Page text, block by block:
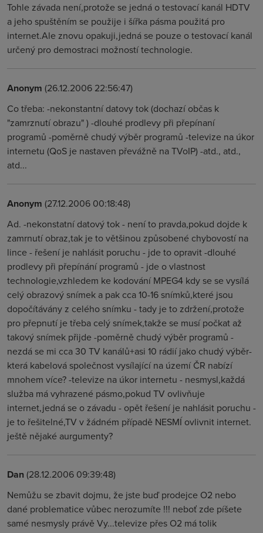
Tohle závada není,protože se jedná o testovací kanál HDTV
a jeho spuštěním se použije i šířka pásma použitá pro
internet.Ale znovu opakuji,jedná se pouze o testovací kanál
určený pro demostraci možností technologie.
Anonym (26.12.2006 22:56:47)
Co třeba: -nekonstantní datovy tok (dochazí občas k
"zamrznutí obrazu" ) -dlouhé prodlevy při přepínaní
programů -poměrně chudý výběr programů -televize na úkor
internetu (QoS je nastaven převážně na TVoIP) -atd., atd.,
atd...
Anonym (27.12.2006 00:18:48)
Ad. -nekonstatní datový tok - není to pravda,pokud dojde k
zamrnutí obraz,tak je to většinou způsobené chybovostí na
lince - řešení je nahlásit poruchu - jde to opravit -dlouhé
prodlevy při přepínání programů - jde o vlastnost
technologie,vzhledem ke kodování MPEG4 kdy se se vysílá
celý obrazový snímek a pak cca 10-16 snímků,které jsou
dopočítávány z celého snímku - tady je to zdržení,protože
pro přepnutí je třeba celý snímek,takže se musí počkat až
takový snímek přijde -poměrně chudý výběr programů -
nezdá se mi cca 30 TV kanálů+asi 10 rádií jako chudý výběr-
která kabelová společnost vysílající na území ČR nabízí
mnohem více? -televize na úkor internetu - nesmysl,každá
služba má vyhrazené pásmo,pokud TV ovlivňuje
internet,jedná se o závadu - opět řešení je nahlásit poruchu -
je to řešitelné,TV v žádném případě NESMÍ ovlivnit internet.
ještě nějaké aurgumenty?
Dan(28.12.2006 09:39:48)
Nemůžu se zbavit dojmu, že jste buď prodejce O2 nebo
dané problematice vůbec nerozumíte !!! neboť zde píšete
samé nesmysly právě Vy...televize přes O2 má tolik